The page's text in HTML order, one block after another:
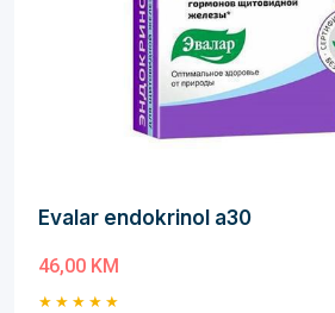
Evalar endokrinol a30
46,00 KM